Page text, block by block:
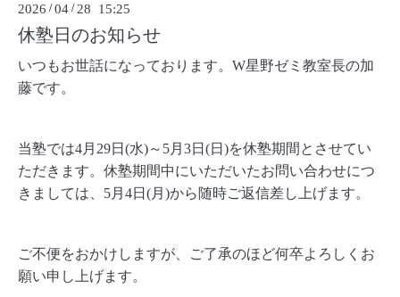
2026 /04 / 28 15:25
休塾日のお知らせ
いつもお世話になっております。W星野ゼミ教室長の加
藤です。
当塾では4月29日(水)～5月3日(日)を休塾期間とさせてい
ただきます。休塾期間中にいただいたお問い合わせにつ
きましては、5月4日(月)から随時ご返信差し上げます。
ご不便をおかけしますが、ご了承のほど何卒よろしくお
願い申し上げます。